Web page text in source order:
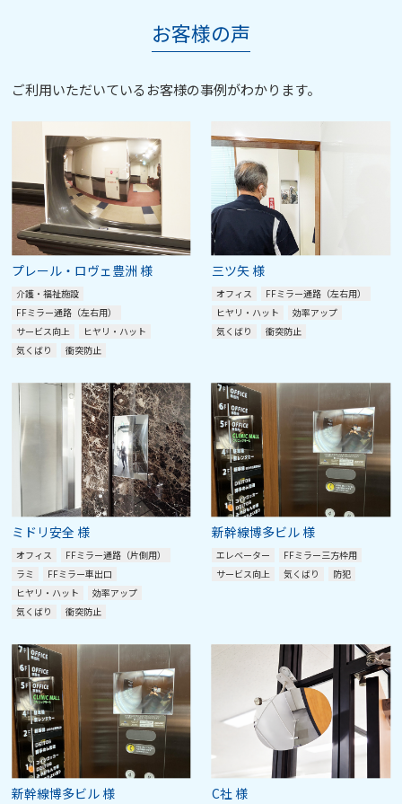
お客様の声
ご利用いただいているお客様の事例がわかります。
プレール・ロヴェ豊洲 様
介護・福祉施設
FFミラー通路（左右用）
サービス向上
ヒヤリ・ハット
気くばり
衝突防止
三ツ矢 様
オフィス
FFミラー通路（左右用）
ヒヤリ・ハット
効率アップ
気くばり
衝突防止
ミドリ安全 様
オフィス
FFミラー通路（片側用）
ラミ
FFミラー車出口
ヒヤリ・ハット
効率アップ
気くばり
衝突防止
新幹線博多ビル 様
エレベーター
FFミラー三方枠用
サービス向上
気くばり 防犯
新幹線博多ビル 様 C社 様